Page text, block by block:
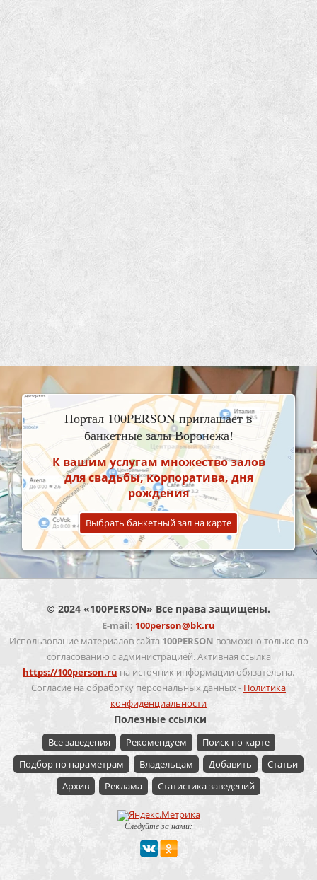
Портал 100PERSON приглашает в
банкетные залы Воронежа!
К вашим услугам множество залов
для свадьбы, корпоратива, дня
рождения
Выбрать банкетный зал на карте
© 2024 «100PERSON» Все права защищены.
E-mail: 100person@bk.ru
Использование материалов сайта 100PERSON возможно только по
согласованию с администрацией. Активная ссылка
https://100person.ru на источник информации обязательна.
Согласие на обработку персональных данных - Политика
конфиденциальности
Полезные ссылки
Все заведения Рекомендуем
Поиск по карте
Подбор по параметрам
Владельцам Добавить
Статьи
Архив
Реклама Статистика заведений
Следуйте за нами: